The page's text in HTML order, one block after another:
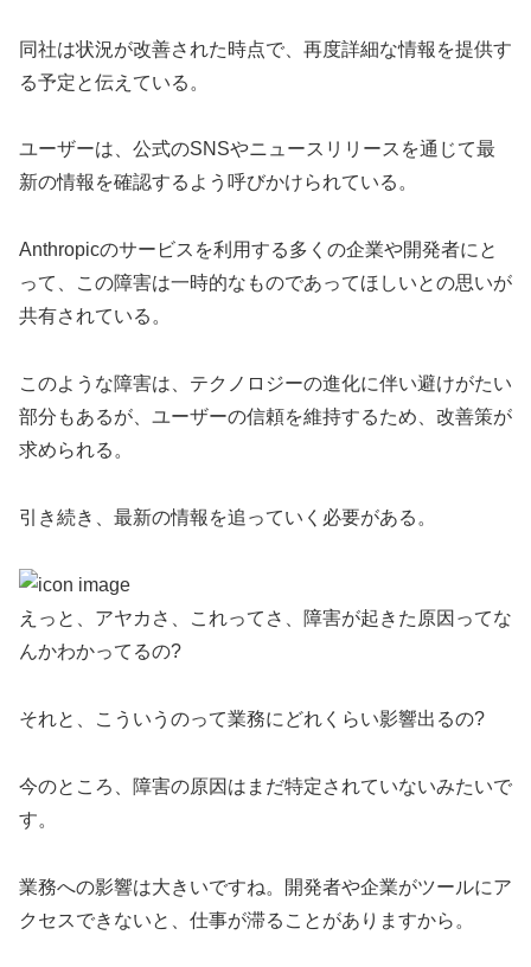
同社は状況が改善された時点で、再度詳細な情報を提供す
る予定と伝えている。
ユーザーは、公式のSNSやニュースリリースを通じて最
新の情報を確認するよう呼びかけられている。
Anthropicのサービスを利用する多くの企業や開発者にと
って、この障害は一時的なものであってほしいとの思いが
共有されている。
このような障害は、テクノロジーの進化に伴い避けがたい
部分もあるが、ユーザーの信頼を維持するため、改善策が
求められる。
引き続き、最新の情報を追っていく必要がある。
えっと、アヤカさ、これってさ、障害が起きた原因ってな
んかわかってるの?
それと、こういうのって業務にどれくらい影響出るの?
今のところ、障害の原因はまだ特定されていないみたいで
す。
業務への影響は大きいですね。開発者や企業がツールにア
クセスできないと、仕事が滞ることがありますから。